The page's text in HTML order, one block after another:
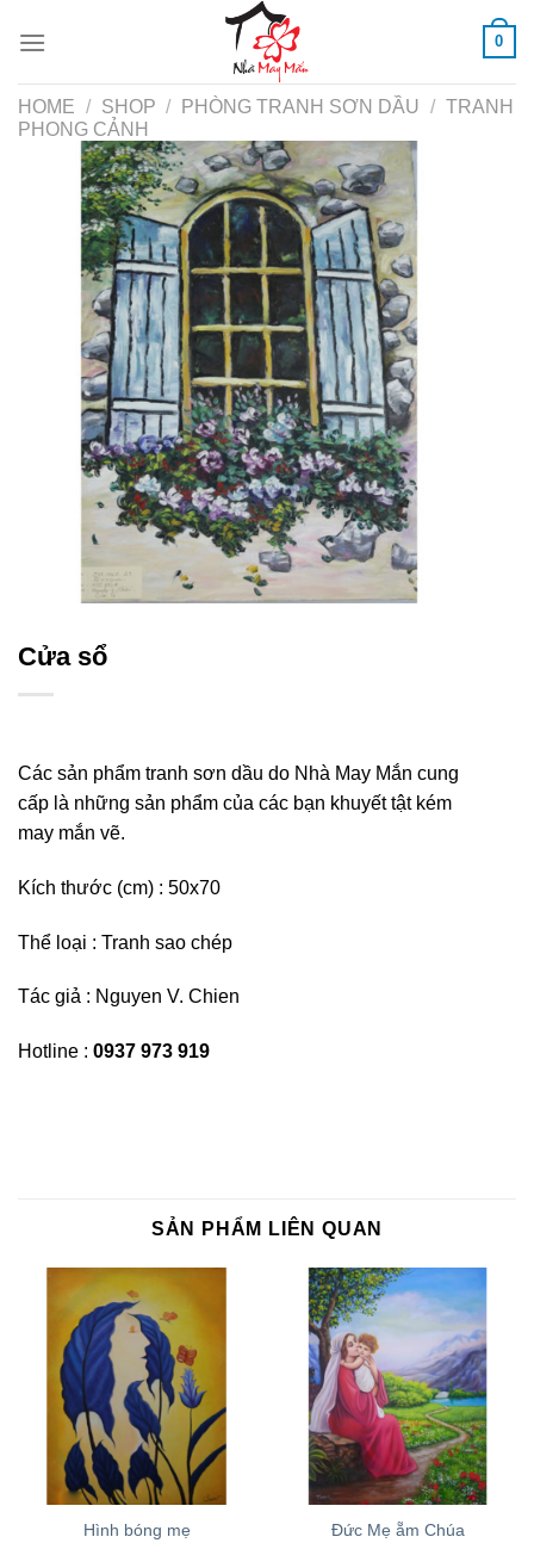
0
HOME / SHOP / PHÒNG TRANH SƠN DẦU / TRANH
PHONG CẢNH
Cửa sổ
Các sản phẩm tranh sơn dầu do Nhà May Mắn cung
cấp là những sản phẩm của các bạn khuyết tật kém
may mắn vẽ.
Kích thước (cm) : 50x70
Thể loại : Tranh sao chép
Tác giả : Nguyen V. Chien
Hotline : 0937 973 919
SẢN PHẨM LIÊN QUAN
Hình bóng mẹ Đức Mẹ ẵm Chúa